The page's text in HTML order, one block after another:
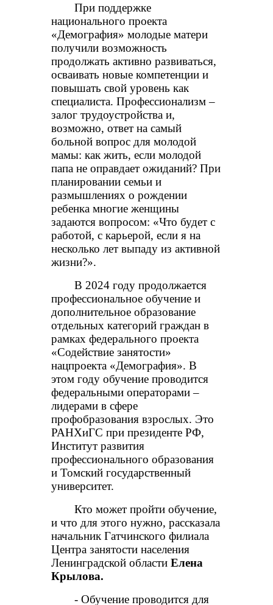
При поддержке
национального проекта
«Демография» молодые матери
получили возможность
продолжать активно развиваться,
осваивать новые компетенции и
повышать свой уровень как
специалиста. Профессионализм –
залог трудоустройства и,
возможно, ответ на самый
больной вопрос для молодой
мамы: как жить, если молодой
папа не оправдает ожиданий? При
планировании семьи и
размышлениях о рождении
ребенка многие женщины
задаются вопросом: «Что будет с
работой, с карьерой, если я на
несколько лет выпаду из активной
жизни?».
В 2024 году продолжается
профессиональное обучение и
дополнительное образование
отдельных категорий граждан в
рамках федерального проекта
«Содействие занятости»
нацпроекта «Демография». В
этом году обучение проводится
федеральными операторами –
лидерами в сфере
профобразования взрослых. Это
РАНХиГС при президенте РФ,
Институт развития
профессионального образования
и Томский государственный
университет.
Кто может пройти обучение,
и что для этого нужно, рассказала
начальник Гатчинского филиала
Центра занятости населения
Ленинградской области Елена
Крылова.
- Обучение проводится для